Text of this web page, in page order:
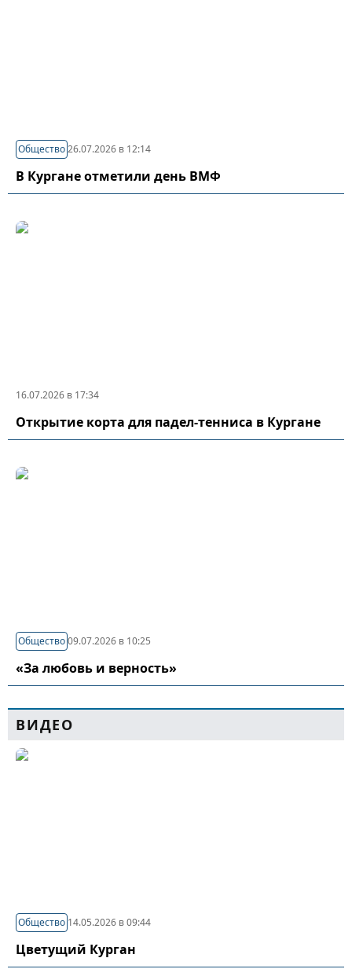
Общество26.07.2026 в 12:14
В Кургане отметили день ВМФ
16.07.2026 в 17:34
Открытие корта для падел-тенниса в Кургане
Общество09.07.2026 в 10:25
«За любовь и верность»
ВИДЕО
Общество 14.05.2026 в 09:44
Цветущий Курган